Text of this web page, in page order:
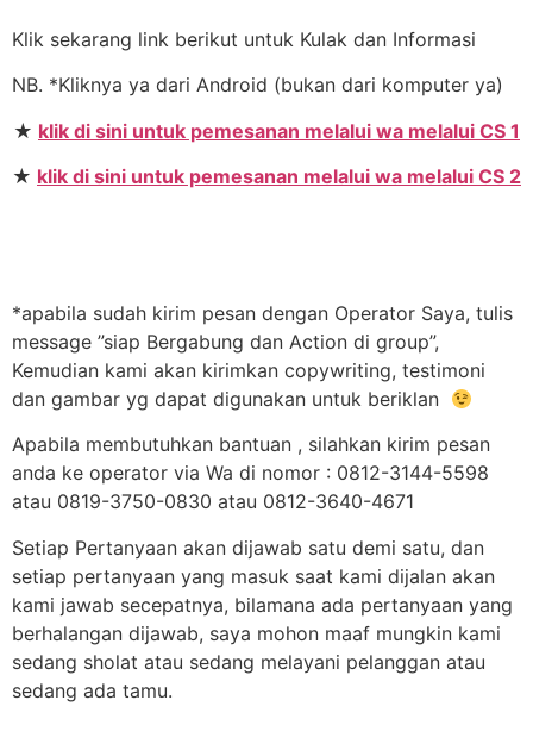
Klik sekarang link berikut untuk Kulak dan Informasi
NB. *Kliknya ya dari Android (bukan dari komputer ya)
★ klik di sini untuk pemesanan melalui wa melalui CS 1
★ klik di sini untuk pemesanan melalui wa melalui CS 2
*apabila sudah kirim pesan dengan Operator Saya, tulis
message ”siap Bergabung dan Action di group”,
Kemudian kami akan kirimkan copywriting, testimoni
dan gambar yg dapat digunakan untuk beriklan
Apabila membutuhkan bantuan , silahkan kirim pesan
anda ke operator via Wa di nomor : 0812-3144-5598
atau 0819-3750-0830 atau 0812-3640-4671
Setiap Pertanyaan akan dijawab satu demi satu, dan
setiap pertanyaan yang masuk saat kami dijalan akan
kami jawab secepatnya, bilamana ada pertanyaan yang
berhalangan dijawab, saya mohon maaf mungkin kami
sedang sholat atau sedang melayani pelanggan atau
sedang ada tamu.